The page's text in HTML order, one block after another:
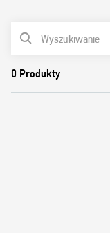
0 Produkty